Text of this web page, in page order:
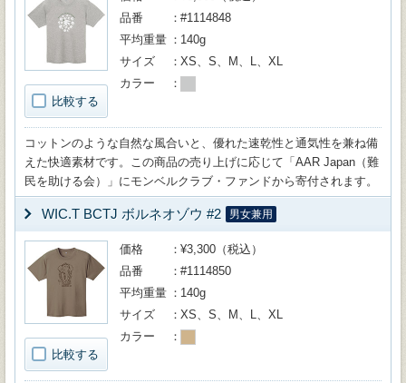
比較する
品番
#1114848
平均重量
140g
サイズ
XS、S、M、L、XL
カラー
コットンのような自然な風合いと、優れた速乾性と通気性を兼ね備
えた快適素材です。この商品の売り上げに応じて「AAR Japan（難
民を助ける会）」にモンベルクラブ・ファンドから寄付されます。
WIC.T BCTJ ボルネオゾウ #2 男女兼用
比較する
価格
¥3,300（税込）
品番
#1114850
平均重量
140g
サイズ
XS、S、M、L、XL
カラー